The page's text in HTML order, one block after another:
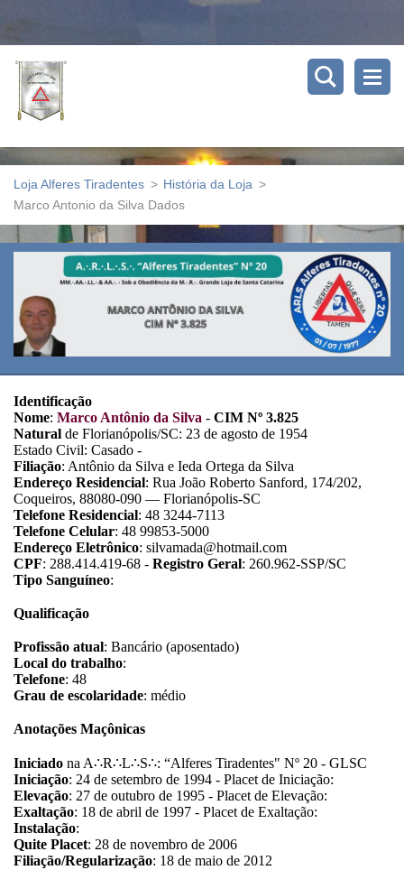
Loja Alferes Tiradentes > História da Loja >
Marco Antonio da Silva Dados
Identificação
Nome: Marco Antônio da Silva - CIM Nº 3.825
Natural de Florianópolis/SC: 23 de agosto de 1954
Estado Civil: Casado -
Filiação: Antônio da Silva e Ieda Ortega da Silva
Endereço Residencial: Rua João Roberto Sanford, 174/202,
Coqueiros, 88080-090 — Florianópolis-SC
Telefone Residencial: 48 3244-7113
Telefone Celular: 48 99853-5000
Endereço Eletrônico: silvamada@hotmail.com
CPF: 288.414.419-68 - Registro Geral: 260.962-SSP/SC
Tipo Sanguíneo:
Qualificação
Profissão atual: Bancário (aposentado)
Local do trabalho:
Telefone: 48
Grau de escolaridade: médio
Anotações Maçônicas
Iniciado na A∴R∴L∴S∴: “Alferes Tiradentes" Nº 20 - GLSC
Iniciação: 24 de setembro de 1994 - Placet de Iniciação:
Elevação: 27 de outubro de 1995 - Placet de Elevação:
Exaltação: 18 de abril de 1997 - Placet de Exaltação:
Instalação:
Quite Placet: 28 de novembro de 2006
Filiação/Regularização: 18 de maio de 2012